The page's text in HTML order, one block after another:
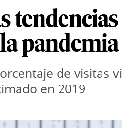
pandemia
de visitas
en 2019